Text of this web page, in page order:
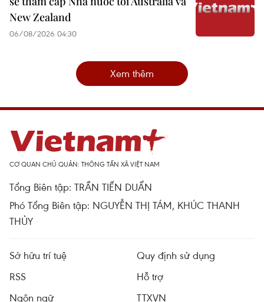
New Zealand
06/08/2026 04:30
Xem thêm
CƠ QUAN CHỦ QUẢN: THÔNG TẤN XÃ VIỆT NAM
Tổng Biên tập: TRẦN TIẾN DUẨN
Phó Tổng Biên tập: NGUYỄN THỊ TÁM, KHÚC THANH
THỦY
Sở hữu trí tuệ
Quy định sử dụng
RSS
Hỗ trợ
Ngôn ngữ
TTXVN